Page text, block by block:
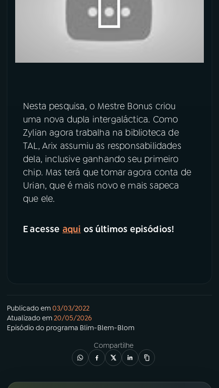
Nesta pesquisa, o Mestre Bonus criou
uma nova dupla intergaláctica. Como
Zylian agora trabalha na biblioteca de
TAL, Arix assumiu as responsabilidades
dela, inclusive ganhando seu primeiro
chip. Mas terá que tomar agora conta de
Urian, que é mais novo e mais sapeca
que ele.
E acesse aqui os últimos episódios!
Publicado em03/03/2022
Atualizado em20/05/2026
Episódio do programa Blim-Blem-Blom
Compartilhe